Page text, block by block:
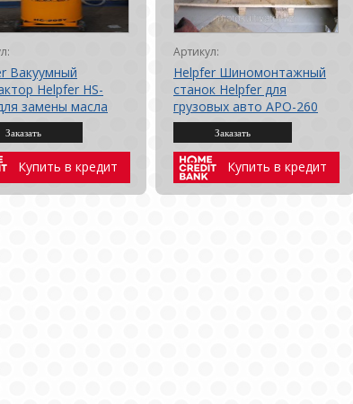
Вакуумный
Helpfer HS-
замены масла
Купить в кредит
Артикул:
Helpfer Шиномонтажный
станок Helpfer для
грузовых авто APO-260
Купить в кредит